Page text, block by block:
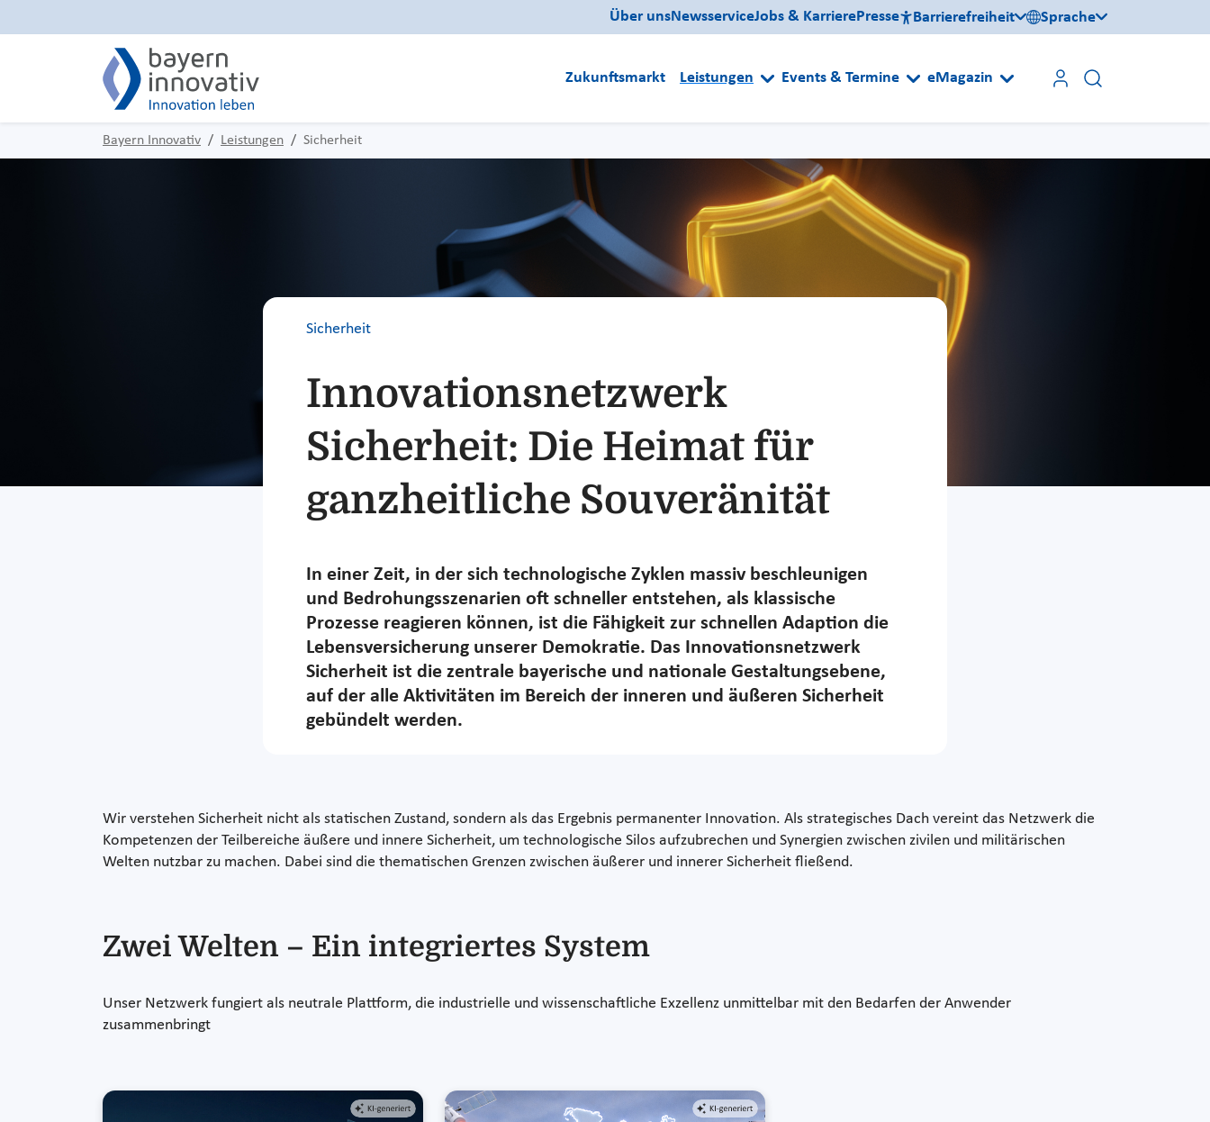
Über unsNewsserviceJobs & KarrierePresse Barrierefreiheit Sprache
Zukunftsmarkt Leistungen Events & Termine eMagazin
Bayern Innovativ Leistungen Sicherheit
Sicherheit
Innovationsnetzwerk
Sicherheit: Die Heimat für
ganzheitliche Souveränität
In einer Zeit, in der sich technologische Zyklen massiv beschleunigen
und Bedrohungsszenarien oft schneller entstehen, als klassische
Prozesse reagieren können, ist die Fähigkeit zur schnellen Adaption die
Lebensversicherung unserer Demokratie. Das Innovationsnetzwerk
Sicherheit ist die zentrale bayerische und nationale Gestaltungsebene,
auf der alle Aktivitäten im Bereich der inneren und äußeren Sicherheit
gebündelt werden.
Wir verstehen Sicherheit nicht als statischen Zustand, sondern als das Ergebnis permanenter Innovation. Als strategisches Dach vereint das Netzwerk die
Kompetenzen der Teilbereiche äußere und innere Sicherheit, um technologische Silos aufzubrechen und Synergien zwischen zivilen und militärischen
Welten nutzbar zu machen. Dabei sind die thematischen Grenzen zwischen äußerer und innerer Sicherheit fließend.
Zwei Welten – Ein integriertes System
Unser Netzwerk fungiert als neutrale Plattform, die industrielle und wissenschaftliche Exzellenz unmittelbar mit den Bedarfen der Anwender
zusammenbringt